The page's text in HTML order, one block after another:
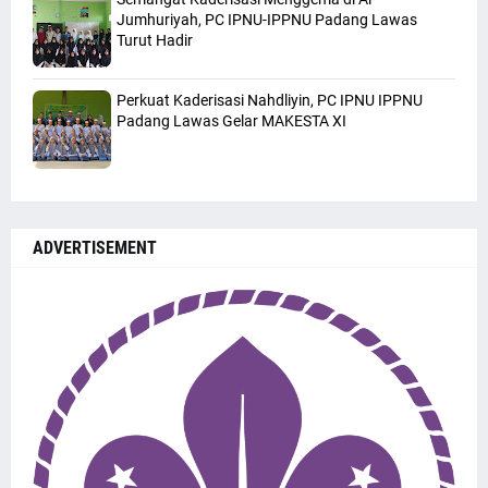
Jumhuriyah, PC IPNU-IPPNU Padang Lawas
Turut Hadir
Perkuat Kaderisasi Nahdliyin, PC IPNU IPPNU
Padang Lawas Gelar MAKESTA XI
ADVERTISEMENT